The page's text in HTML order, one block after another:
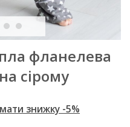
фланелева
сірому
знижку -5%